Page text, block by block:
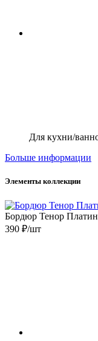
Для кухни/
Больше информации
Элементы коллекции
Бордюр Тенор
390 ₽/шт